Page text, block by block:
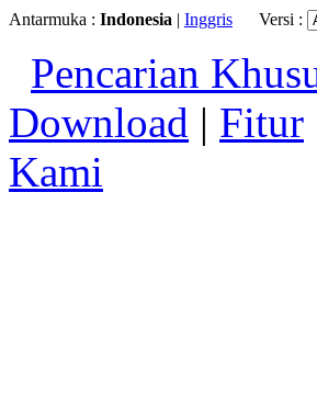
Antarmuka : Indonesia Inggris Versi :
Pencarian
Download | Fitur
Kami